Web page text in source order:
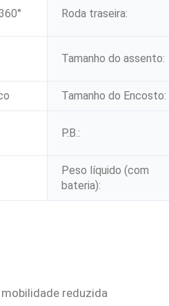
Roda traseira:
Tamanho do assento:
Tamanho do Encosto:
P.B.:
Peso líquido (com
bateria):
reduzida